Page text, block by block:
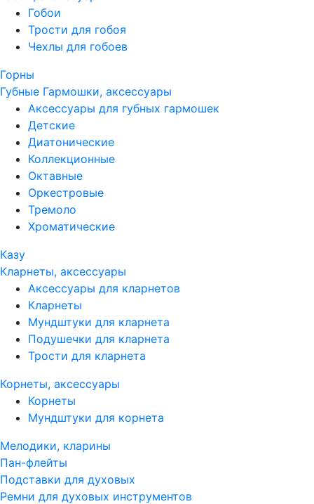
Гобои
Трости для гобоя
Чехлы для гобоев
Горны
Губные Гармошки, аксессуары
Аксессуары для губных гармошек
Детские
Диатонические
Коллекционные
Октавные
Оркестровые
Тремоло
Хроматические
Казу
Кларнеты, аксессуары
Аксессуары для кларнетов
Кларнеты
Мундштуки для кларнета
Подушечки для кларнета
Трости для кларнета
Корнеты, аксессуары
Корнеты
Мундштуки для корнета
Мелодики, кларины
Пан-флейты
Подставки для духовых
Ремни для духовых инструментов